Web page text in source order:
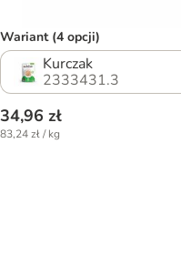
Wariant (4 opcji)
Kurczak
2333431.3
34,96 zł
83,24 zł / kg